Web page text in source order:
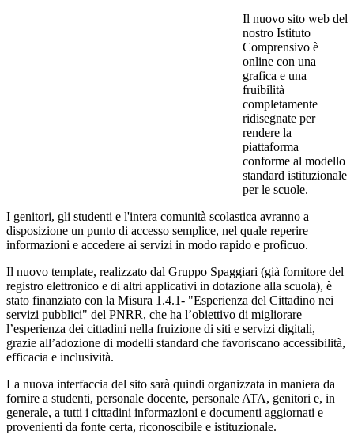
Il nuovo sito web del
nostro Istituto
Comprensivo è
online con una
grafica e una
fruibilità
completamente
ridisegnate per
rendere la
piattaforma
conforme al modello
standard istituzionale
per le scuole.
I genitori, gli studenti e l'intera comunità scolastica avranno a
disposizione un punto di accesso semplice, nel quale reperire
informazioni e accedere ai servizi in modo rapido e proficuo.
Il nuovo template, realizzato dal Gruppo Spaggiari (già fornitore del
registro elettronico e di altri applicativi in dotazione alla scuola), è
stato finanziato con la Misura 1.4.1- "Esperienza del Cittadino nei
servizi pubblici" del PNRR, che ha l’obiettivo di migliorare
l’esperienza dei cittadini nella fruizione di siti e servizi digitali,
grazie all’adozione di modelli standard che favoriscano accessibilità,
efficacia e inclusività.
La nuova interfaccia del sito sarà quindi organizzata in maniera da
fornire a studenti, personale docente, personale ATA, genitori e, in
generale, a tutti i cittadini informazioni e documenti aggiornati e
provenienti da fonte certa, riconoscibile e istituzionale.